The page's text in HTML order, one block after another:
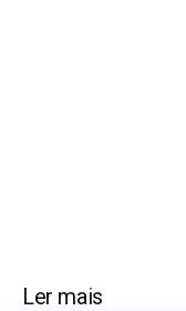
Ler mais